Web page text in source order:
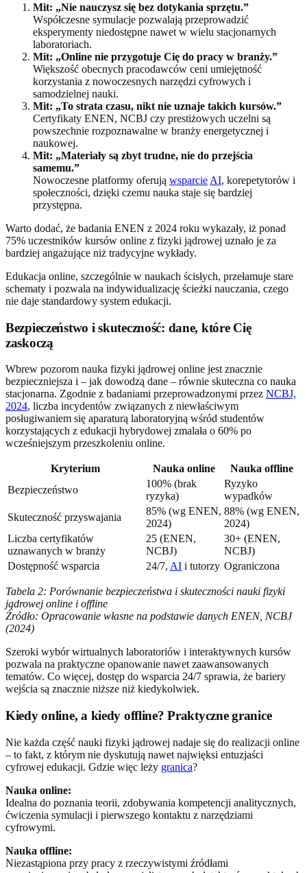
Mit: „Nie nauczysz się bez dotykania sprzętu.”
Współczesne symulacje pozwalają przeprowadzić
eksperymenty niedostępne nawet w wielu stacjonarnych
laboratoriach.
Mit: „Online nie przygotuje Cię do pracy w branży.”
Większość obecnych pracodawców ceni umiejętność
korzystania z nowoczesnych narzędzi cyfrowych i
samodzielnej nauki.
Mit: „To strata czasu, nikt nie uznaje takich kursów.”
Certyfikaty ENEN, NCBJ czy prestiżowych uczelni są
powszechnie rozpoznawalne w branży energetycznej i
naukowej.
Mit: „Materiały są zbyt trudne, nie do przejścia
samemu.”
Nowoczesne platformy oferują wsparcie AI, korepetytorów i
społeczności, dzięki czemu nauka staje się bardziej
przystępna.
Warto dodać, że badania ENEN z 2024 roku wykazały, iż ponad
75% uczestników kursów online z fizyki jądrowej uznało je za
bardziej angażujące niż tradycyjne wykłady.
Edukacja online, szczególnie w naukach ścisłych, przełamuje stare
schematy i pozwala na indywidualizację ścieżki nauczania, czego
nie daje standardowy system edukacji.
Bezpieczeństwo i skuteczność: dane, które Cię
zaskoczą
Wbrew pozorom nauka fizyki jądrowej online jest znacznie
bezpieczniejsza i – jak dowodzą dane – równie skuteczna co nauka
stacjonarna. Zgodnie z badaniami przeprowadzonymi przez NCBJ,
2024, liczba incydentów związanych z niewłaściwym
posługiwaniem się aparaturą laboratoryjną wśród studentów
korzystających z edukacji hybrydowej zmalała o 60% po
wcześniejszym przeszkoleniu online.
Kryterium Nauka online
Nauka offline
Bezpieczeństwo
100% (brak
ryzyka)
Ryzyko
wypadków
Skuteczność przyswajania
85% (wg ENEN,
2024)
88% (wg ENEN,
2024)
Liczba certyfikatów
uznawanych w branży
25 (ENEN,
NCBJ)
30+ (ENEN,
NCBJ)
Dostępność wsparcia
24/7, AI i tutorzy Ograniczona
Tabela 2: Porównanie bezpieczeństwa i skuteczności nauki fizyki
jądrowej online i offline
Źródło: Opracowanie własne na podstawie danych ENEN, NCBJ
(2024)
Szeroki wybór wirtualnych laboratoriów i interaktywnych kursów
pozwala na praktyczne opanowanie nawet zaawansowanych
tematów. Co więcej, dostęp do wsparcia 24/7 sprawia, że bariery
wejścia są znacznie niższe niż kiedykolwiek.
Kiedy online, a kiedy offline? Praktyczne granice
Nie każda część nauki fizyki jądrowej nadaje się do realizacji online
– to fakt, z którym nie dyskutują nawet najwięksi entuzjaści
cyfrowej edukacji. Gdzie więc leży granica?
Nauka online:
Idealna do poznania teorii, zdobywania kompetencji analitycznych,
ćwiczenia symulacji i pierwszego kontaktu z narzędziami
cyfrowymi.
Nauka offline:
Niezastąpiona przy pracy z rzeczywistymi źródłami